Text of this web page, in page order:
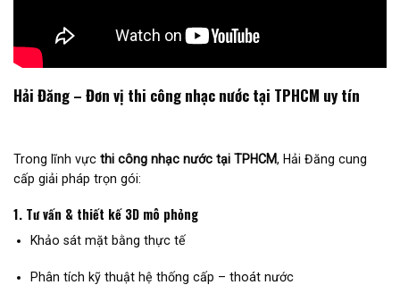
Hải Đăng – Đơn vị thi công nhạc nước tại TPHCM uy tín
Trong lĩnh vực thi công nhạc nước tại TPHCM, Hải Đăng cung
cấp giải pháp trọn gói:
1. Tư vấn & thiết kế 3D mô phỏng
Khảo sát mặt bằng thực tế
Phân tích kỹ thuật hệ thống cấp – thoát nước